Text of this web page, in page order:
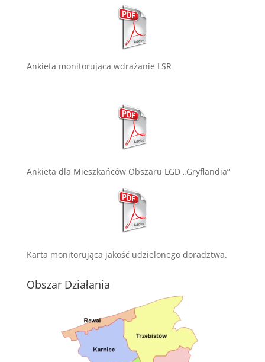
Ankieta monitorująca wdrażanie LSR
Ankieta dla Mieszkańców Obszaru LGD „Gryflandia”
Karta monitorująca jakość udzielonego doradztwa.
Obszar Działania